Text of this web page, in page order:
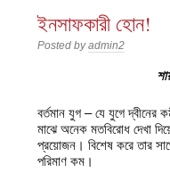
ইনসাফকারী হোন!
Posted byadmin2
বর্তমান যুগ – যে যুগে দ্বীনের
মাঝে অনেক মতবিরোধ দেখা
প্রয়োজন। বিশেষ করে তার
পরিমাণ কম।